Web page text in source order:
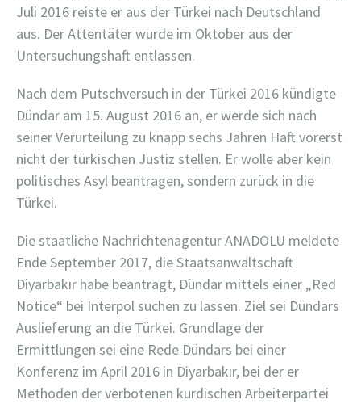
Juli 2016 reiste er aus der Türkei nach Deutschland
aus. Der Attentäter wurde im Oktober aus der
Untersuchungshaft entlassen.
Nach dem Putschversuch in der Türkei 2016 kündigte
Dündar am 15. August 2016 an, er werde sich nach
seiner Verurteilung zu knapp sechs Jahren Haft vorerst
nicht der türkischen Justiz stellen. Er wolle aber kein
politisches Asyl beantragen, sondern zurück in die
Türkei.
Die staatliche Nachrichtenagentur ANADOLU meldete
Ende September 2017, die Staatsanwaltschaft
Diyarbakır habe beantragt, Dündar mittels einer „Red
Notice“ bei Interpol suchen zu lassen. Ziel sei Dündars
Auslieferung an die Türkei. Grundlage der
Ermittlungen sei eine Rede Dündars bei einer
Konferenz im April 2016 in Diyarbakır, bei der er
Methoden der verbotenen kurdischen Arbeiterpartei